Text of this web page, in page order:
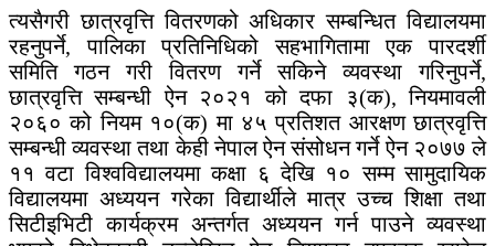
त्यसैगरी छात्रवृत्ति वितरणको अधिकार सम्बन्धित विद्यालयमा
रहनुपर्ने, पालिका प्रतिनिधिको सहभागितामा एक पारदर्शी
समिति गठन गरी वितरण गर्ने सकिने व्यवस्था गरिनुपर्ने,
छात्रवृत्ति सम्बन्धी ऐन २०२१ को दफा ३(क), नियमावली
२०६० को नियम १०(क) मा ४५ प्रतिशत आरक्षण छात्रवृत्ति
सम्बन्धी व्यवस्था तथा केही नेपाल ऐन संसोधन गर्ने ऐन २०७७ ले
११ वटा विश्वविद्यालयमा कक्षा ६ देखि १० सम्म सामुदायिक
विद्यालयमा अध्ययन गरेका विद्यार्थीले मात्र उच्च शिक्षा तथा
सिटीइभिटी कार्यक्रम अन्तर्गत अध्ययन गर्न पाउने व्यवस्था